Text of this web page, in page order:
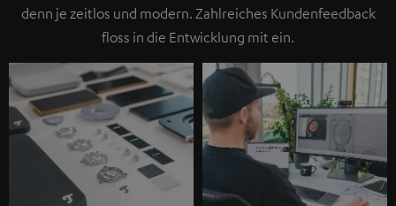
denn je zeitlos und modern. Zahlreiches Kundenfeedback
floss in die Entwicklung mit ein.